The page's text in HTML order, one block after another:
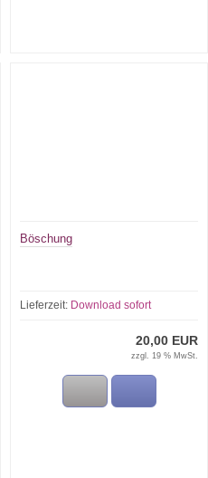
Böschung
Lieferzeit: Download sofort
20,00 EUR
zzgl. 19 % MwSt.